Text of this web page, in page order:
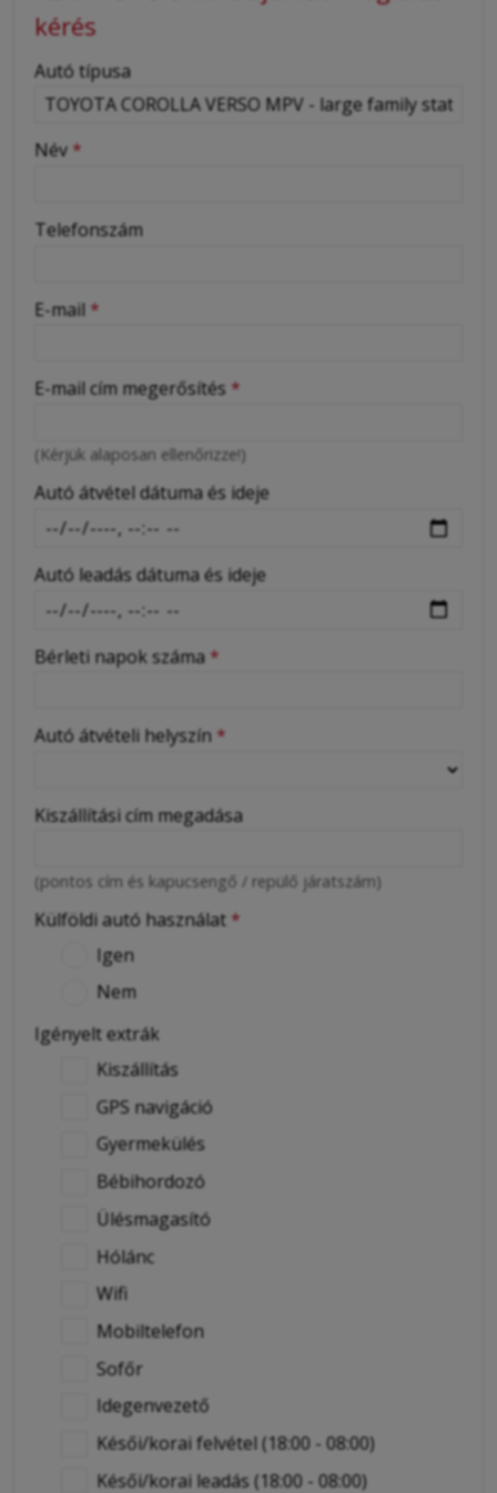
kérés
-
-
-
-
-
-
Autó típusa
Név *
Telefonszám
E-mail *
E-mail cím megerősítés *
(Kérjük alaposan ellenőrizze!)
Autó átvétel dátuma és ideje
Autó leadás dátuma és ideje
Bérleti napok száma *
Autó átvételi helyszín *
Kiszállítási cím megadása
(pontos cím és kapucsengő / repülő járatszám)
Külföldi autó használat *
Igen
Nem
Igényelt extrák
Kiszállítás
GPS navigáció
Gyermekülés
Bébihordozó
Ülésmagasító
Hólánc
Wifi
Mobiltelefon
Sofőr
Idegenvezető
Késői/korai felvétel (18:00 - 08:00)
Késői/korai leadás (18:00 - 08:00)